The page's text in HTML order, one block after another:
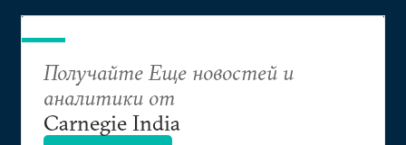
Получайте Еще новостей и
аналитики от
Carnegie India